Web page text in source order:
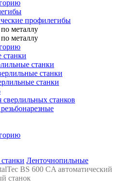
профилегибы
металлу
металлу
станки
станки
станки
станки
сверлильных станков
Ленточнопильные
BS 600 CA автоматический
станок